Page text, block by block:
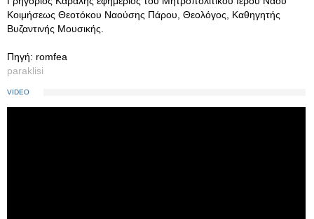
Κοιμήσεως Θεοτόκου Ναούσης Πάρου, Θεολόγος, Καθηγητής
Βυζαντινής Μουσικής.
Πηγή: romfea
paraklisi
VIDEO